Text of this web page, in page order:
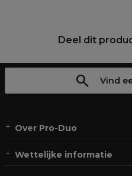
Deel dit
Vind
Over Pro-Duo
Wettelijke informatie